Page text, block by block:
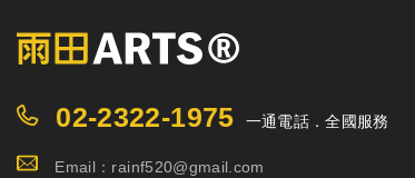
02-2322-1975 一通電話．全國服務
Email：rainf520@gmail.com